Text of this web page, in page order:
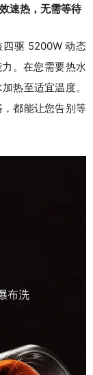
速热，无需等待
驱 5200W 动态
。在您需要热水
热至适宜温度。
都能让您告别等